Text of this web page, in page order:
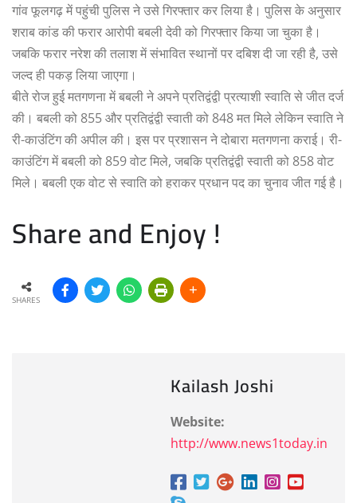
गांव फूलगढ़ में पहुंची पुलिस ने उसे गिरफ्तार कर लिया है। पुलिस के अनुसार
शराब कांड की फरार आरोपी बबली देवी को गिरफ्तार किया जा चुका है।
जबकि फरार नरेश की तलाश में संभावित स्थानों पर दबिश दी जा रही है, उसे
जल्द ही पकड़ लिया जाएगा।
बीते रोज हुई मतगणना में बबली ने अपने प्रतिद्वंद्वी प्रत्याशी स्वाति से जीत दर्ज
की। बबली को 855 और प्रतिद्वंद्वी स्वाती को 848 मत मिले लेकिन स्वाति ने
री-काउंटिंग की अपील की। इस पर प्रशासन ने दोबारा मतगणना कराई। री-
काउंटिंग में बबली को 859 वोट मिले, जबकि प्रतिद्वंद्वी स्वाती को 858 वोट
मिले। बबली एक वोट से स्वाति को हराकर प्रधान पद का चुनाव जीत गई है।
Share and Enjoy !
SHARES
Kailash Joshi
Website:
http://www.news1today.in